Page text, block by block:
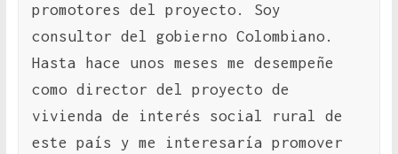
promotores del proyecto. Soy
consultor del gobierno Colombiano.
Hasta hace unos meses me desempeñe
como director del proyecto de
vivienda de interés social rural de
este país y me interesaría promover